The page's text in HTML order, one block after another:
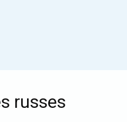
russes